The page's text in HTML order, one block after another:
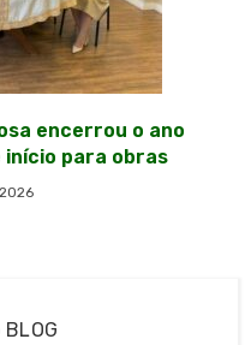
encerrou o ano
início para obras